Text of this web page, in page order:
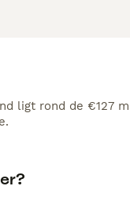
ligt rond de €127